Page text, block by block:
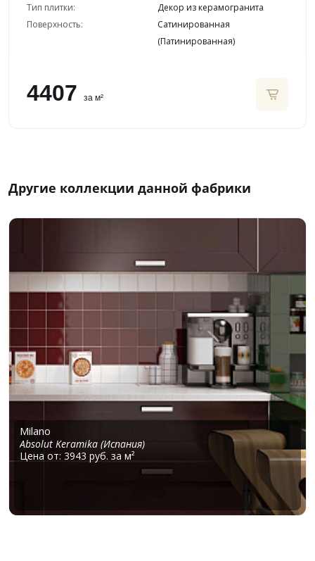
Тип плитки:
Декор из керамогранита
Поверхность:
Сатинированная
(Патинированная)
4407 за м²
Другие коллекции данной фабрики
Milano
Absolut Keramika (Испания)
Цена от: 3943 руб. за м²